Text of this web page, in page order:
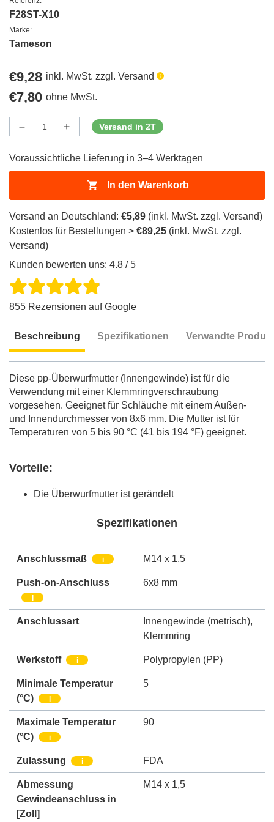
F28ST-X10
Marke:
Tameson
Regulärer
Preis
€9,28 inkl. MwSt. zzgl. Versand
Regulärer
Preis
€7,80 ohne MwSt.
Menge
Menge
verringern
ProductDrop
Menge
erhöhen
ProductDrop
Versand in 2T
Voraussichtliche Lieferung in 3–4 Werktagen
In den Warenkorb
Versand an Deutschland: €5,89 (inkl. MwSt. zzgl. Versand)
Kostenlos für Bestellungen > €89,25 (inkl. MwSt. zzgl.
Versand)
Kunden bewerten uns: 4.8 / 5
855 Rezensionen auf Google
Beschreibung Spezifikationen Verwandte
Diese pp-Überwurfmutter (Innengewinde) ist für die
Verwendung mit einer Klemmringverschraubung
vorgesehen. Geeignet für Schläuche mit einem Außen-
und Innendurchmesser von 8x6 mm. Die Mutter ist für
Temperaturen von 5 bis 90 °C (41 bis 194 °F) geeignet.
Vorteile:
Die Überwurfmutter ist gerändelt
Spezifikationen
Anschlussmaß i M14 x 1,5
Push-on-Anschluss
i
6x8 mm
Anschlussart Innengewinde (metrisch),
Klemmring
Werkstoff i Polypropylen (PP)
Minimale Temperatur
(°C)
i
5
Maximale Temperatur
(°C)
i
90
Zulassung i FDA
Abmessung
Gewindeanschluss in
[Zoll]
M14 x 1,5